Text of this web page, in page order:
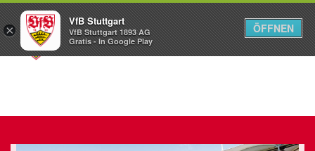
Menü
×
VfB Stuttgart
VfB Stuttgart 1893 AG
Gratis - In Google Play
ÖFFNEN